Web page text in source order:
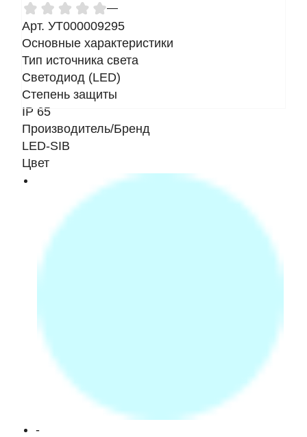
—
Арт. УТ000009295
Основные характеристики
Тип источника света
Светодиод (LED)
Степень защиты
IP 65
Производитель/Бренд
LED-SIB
Цвет
-